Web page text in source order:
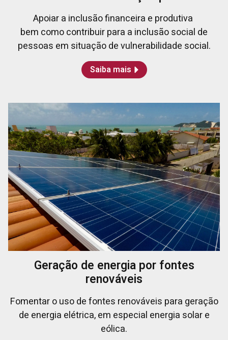
Apoiar a inclusão financeira e produtiva
bem como contribuir para a inclusão social de
pessoas em situação de vulnerabilidade social.
Saiba mais
Geração de energia por fontes
renováveis
Fomentar o uso de fontes renováveis para geração
de energia elétrica, em especial energia solar e
eólica.